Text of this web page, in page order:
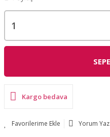
Kargo bedava
Yorum Yaz